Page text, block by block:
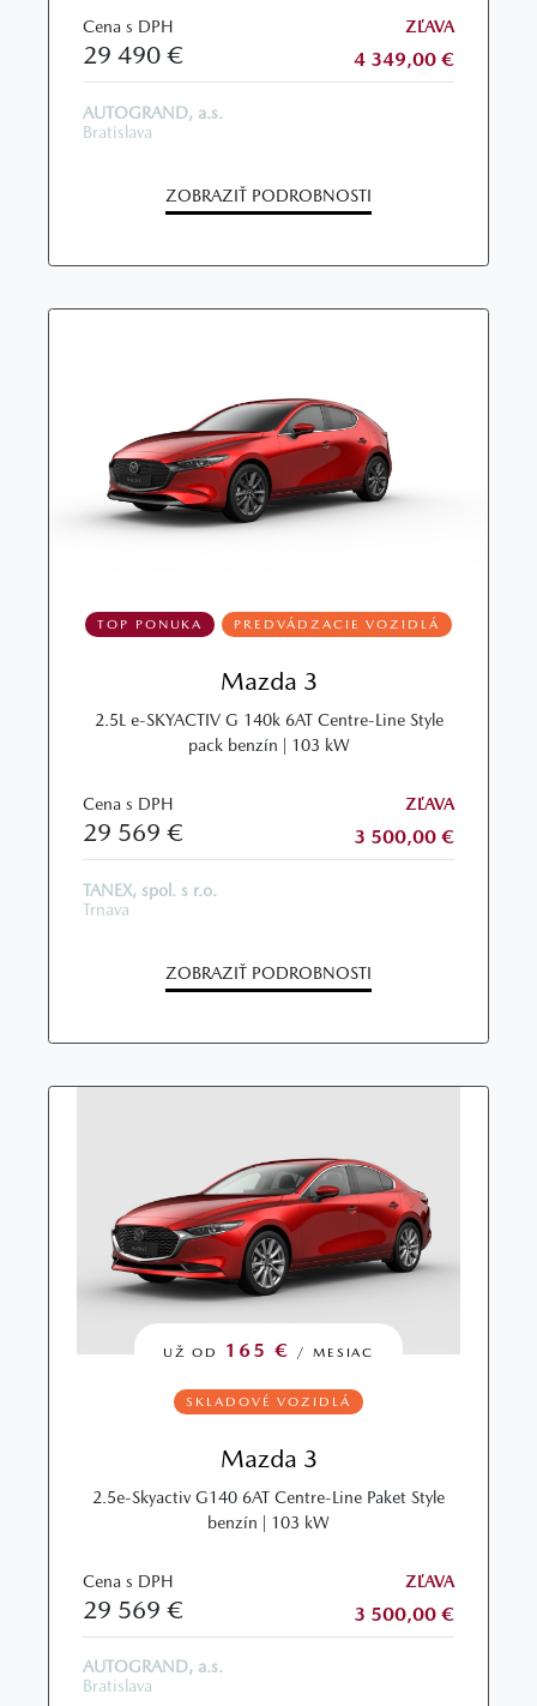
Cena s DPH
29 490 €
ZĽAVA
4 349,00 €
AUTOGRAND, a.s.
Bratislava
ZOBRAZIŤ PODROBNOSTI
TOP PONUKA PREDVÁDZACIE VOZIDLÁ
Mazda 3
2.5L e‑SKYACTIV G 140k 6AT Centre‑Line Style
pack benzín | 103 kW
Cena s DPH
29 569 €
ZĽAVA
3 500,00 €
TANEX, spol. s r.o.
Trnava
ZOBRAZIŤ PODROBNOSTI
UŽ OD 165 € / MESIAC
SKLADOVÉ VOZIDLÁ
Mazda 3
2.5e-Skyactiv G140 6AT Centre-Line Paket Style
benzín | 103 kW
Cena s DPH
29 569 €
ZĽAVA
3 500,00 €
AUTOGRAND, a.s.
Bratislava